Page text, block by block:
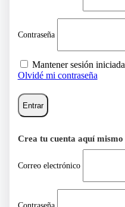
Contraseña
Mantener sesión iniciada
Olvidé mi contraseña
Entrar
Crea tu cuenta aquí mismo
Correo electrónico
Contraseña